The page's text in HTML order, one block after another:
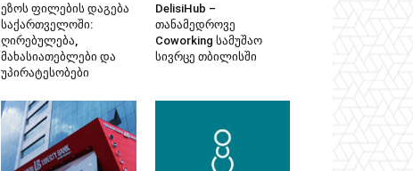
ეზოს ფილების დაგება
საქართველოში:
ღირებულება,
მახასიათებლები და
უპირატესობები
DelisiHub –
თანამედროვე
Coworking სამუშაო
სივრცე თბილისში